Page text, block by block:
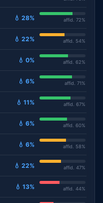
💧 28% affid. 72%
💧 22% affid. 54%
💧 0% affid. 62%
💧 6% affid. 71%
💧 11% affid. 67%
💧 6% affid. 60%
💧 6% affid. 58%
💧 22% affid. 47%
💧 13% affid. 44%